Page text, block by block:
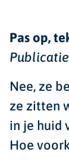
Pas op,
Nee, ze
ze zitten
in je huid
Hoe